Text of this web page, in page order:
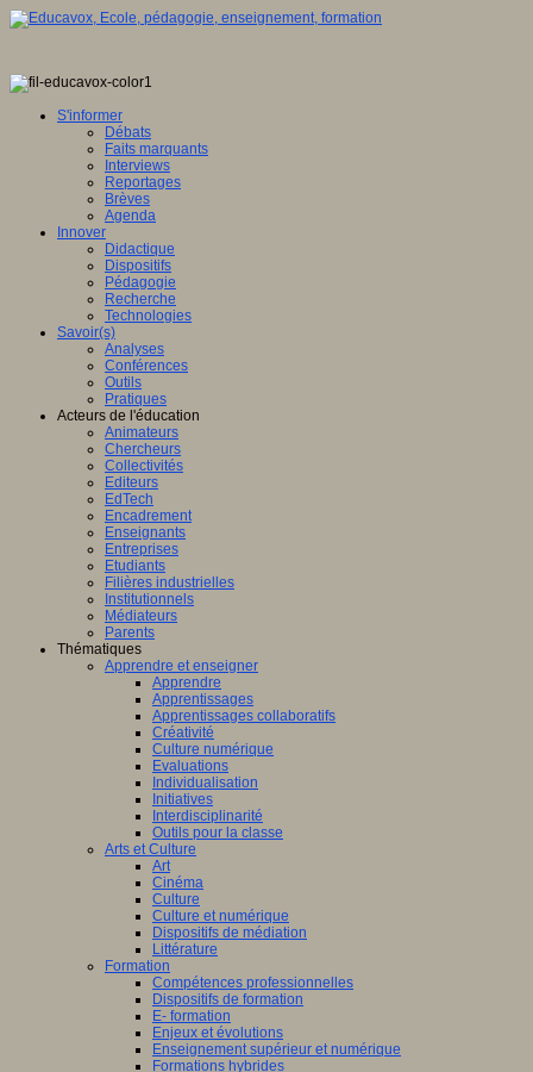
S'informer
Débats
Faits marquants
Interviews
Reportages
Brèves
Agenda
Innover
Didactique
Dispositifs
Pédagogie
Recherche
Technologies
Savoir(s)
Analyses
Conférences
Outils
Pratiques
Acteurs de l'éducation
Animateurs
Chercheurs
Collectivités
Editeurs
EdTech
Encadrement
Enseignants
Entreprises
Etudiants
Filières industrielles
Institutionnels
Médiateurs
Parents
Thématiques
Apprendre et enseigner
Apprendre
Apprentissages
Apprentissages collaboratifs
Créativité
Culture numérique
Evaluations
Individualisation
Initiatives
Interdisciplinarité
Outils pour la classe
Arts et Culture
Art
Cinéma
Culture
Culture et numérique
Dispositifs de médiation
Littérature
Formation
Compétences professionnelles
Dispositifs de formation
E- formation
Enjeux et évolutions
Enseignement supérieur et numérique
Formations hybrides